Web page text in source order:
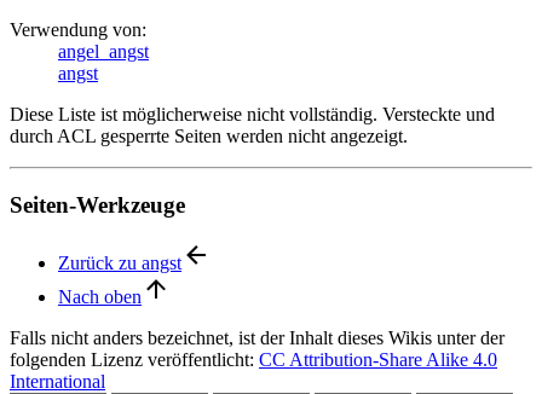
Verwendung von:
angel_angst
angst
Diese Liste ist möglicherweise nicht vollständig. Versteckte und
durch ACL gesperrte Seiten werden nicht angezeigt.
Seiten-Werkzeuge
Zurück zu angst
Nach oben
Falls nicht anders bezeichnet, ist der Inhalt dieses Wikis unter der
folgenden Lizenz veröffentlicht: CC Attribution-Share Alike 4.0
International